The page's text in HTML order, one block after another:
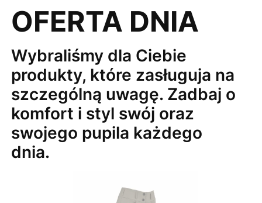
OFERTA DNIA
Wybraliśmy dla Ciebie
produkty, które zasługuja na
szczególną uwagę. Zadbaj o
komfort i styl swój oraz
swojego pupila każdego
dnia.